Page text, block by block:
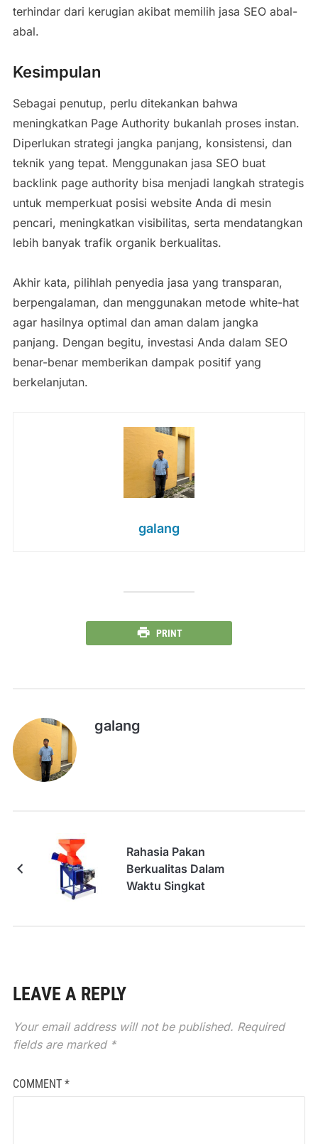
terhindar dari kerugian akibat memilih jasa SEO abal-
abal.
Kesimpulan
Sebagai penutup, perlu ditekankan bahwa
meningkatkan Page Authority bukanlah proses instan.
Diperlukan strategi jangka panjang, konsistensi, dan
teknik yang tepat. Menggunakan jasa SEO buat
backlink page authority bisa menjadi langkah strategis
untuk memperkuat posisi website Anda di mesin
pencari, meningkatkan visibilitas, serta mendatangkan
lebih banyak trafik organik berkualitas.
Akhir kata, pilihlah penyedia jasa yang transparan,
berpengalaman, dan menggunakan metode white-hat
agar hasilnya optimal dan aman dalam jangka
panjang. Dengan begitu, investasi Anda dalam SEO
benar-benar memberikan dampak positif yang
berkelanjutan.
galang
PRINT
galang
Rahasia Pakan
Berkualitas Dalam
Waktu Singkat
LEAVE A REPLY
Your email address will not be published. Required
fields are marked *
COMMENT *